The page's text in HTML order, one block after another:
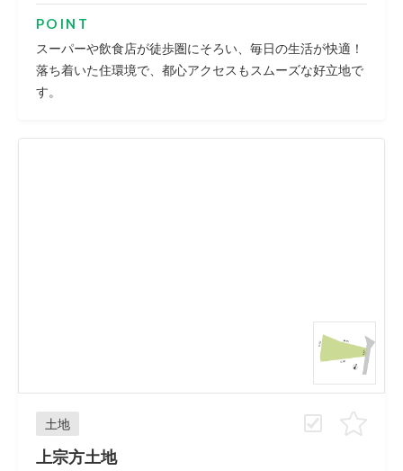
POINT
スーパーや飲食店が徒歩圏にそろい、毎日の生活が快適！
落ち着いた住環境で、都心アクセスもスムーズな好立地で
す。
土地
上宗方土地